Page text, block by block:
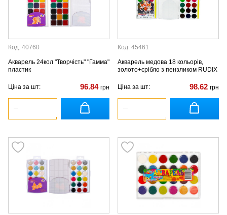
Код: 40760
Акварель 24кол "Творчість" "Гамма"
пластик
Ціна за шт: 96.84 грн
Код: 45461
Акварель медова 18 кольорів,
золото+срібло з пензликом RUDIX
Ціна за шт: 98.62 грн